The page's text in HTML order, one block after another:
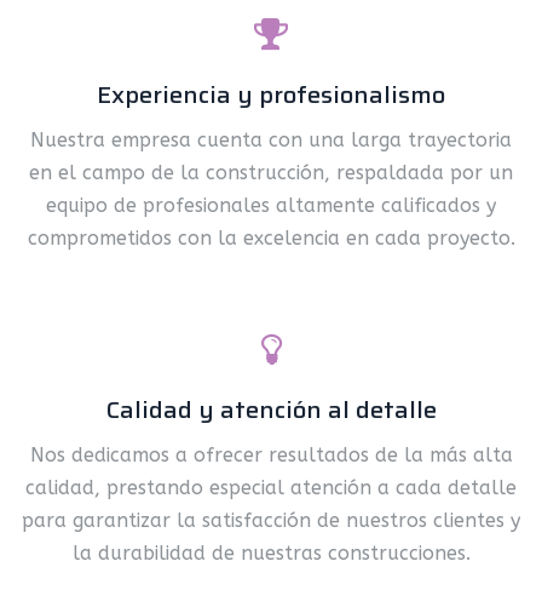
Experiencia y profesionalismo
Nuestra empresa cuenta con una larga trayectoria
en el campo de la construcción, respaldada por un
equipo de profesionales altamente calificados y
comprometidos con la excelencia en cada proyecto.
Calidad y atención al detalle
Nos dedicamos a ofrecer resultados de la más alta
calidad, prestando especial atención a cada detalle
para garantizar la satisfacción de nuestros clientes y
la durabilidad de nuestras construcciones.